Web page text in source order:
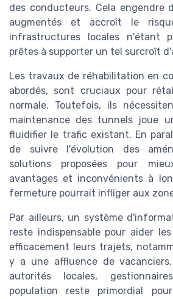
des conducteurs. Cela engendre
augmentés et accroît le
infrastructures locales n'étant
prêtes à supporter un tel surcroît
Les travaux de réhabilitation en
abordés, sont cruciaux pour
normale. Toutefois, ils
maintenance des tunnels joue
fluidifier le trafic existant. En
de suivre l'évolution des
solutions proposées pour
avantages et inconvénients à
fermeture pourrait infliger aux
Par ailleurs, un système
reste indispensable pour aider
efficacement leurs trajets,
y a une affluence de
autorités locales,
population reste primordial